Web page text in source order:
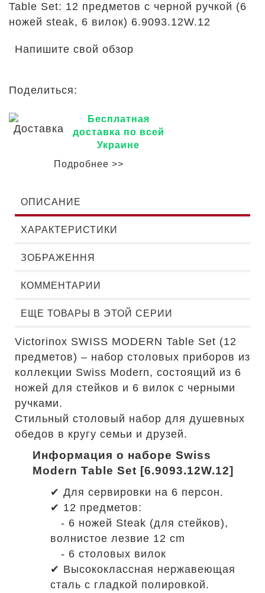
Table Set: 12 предметов с черной ручкой (6
ножей steak, 6 вилок) 6.9093.12W.12
Напишите свой обзор
Поделиться:
Бесплатная
доставка по всей
Украине
Подробнее >>
ОПИСАНИЕ
ХАРАКТЕРИСТИКИ
ЗОБРАЖЕННЯ
КОММЕНТАРИИ
ЕЩЕ ТОВАРЫ В ЭТОЙ СЕРИИ
Victorinox SWISS MODERN Table Set (12
предметов) – набор столовых приборов из
коллекции Swiss Modern, состоящий из 6
ножей для стейков и 6 вилок с черными
ручками.
Стильный столовый набор для душевных
обедов в кругу семьи и друзей.
Информация о наборе Swiss
Modern Table Set [6.9093.12W.12]
✔ Для сервировки на 6 персон.
✔ 12 предметов:
- 6 ножей Steak (для стейков),
волнистое лезвие 12 cm
- 6 столовых вилок
✔ Высококлассная нержавеющая
сталь с гладкой полировкой.